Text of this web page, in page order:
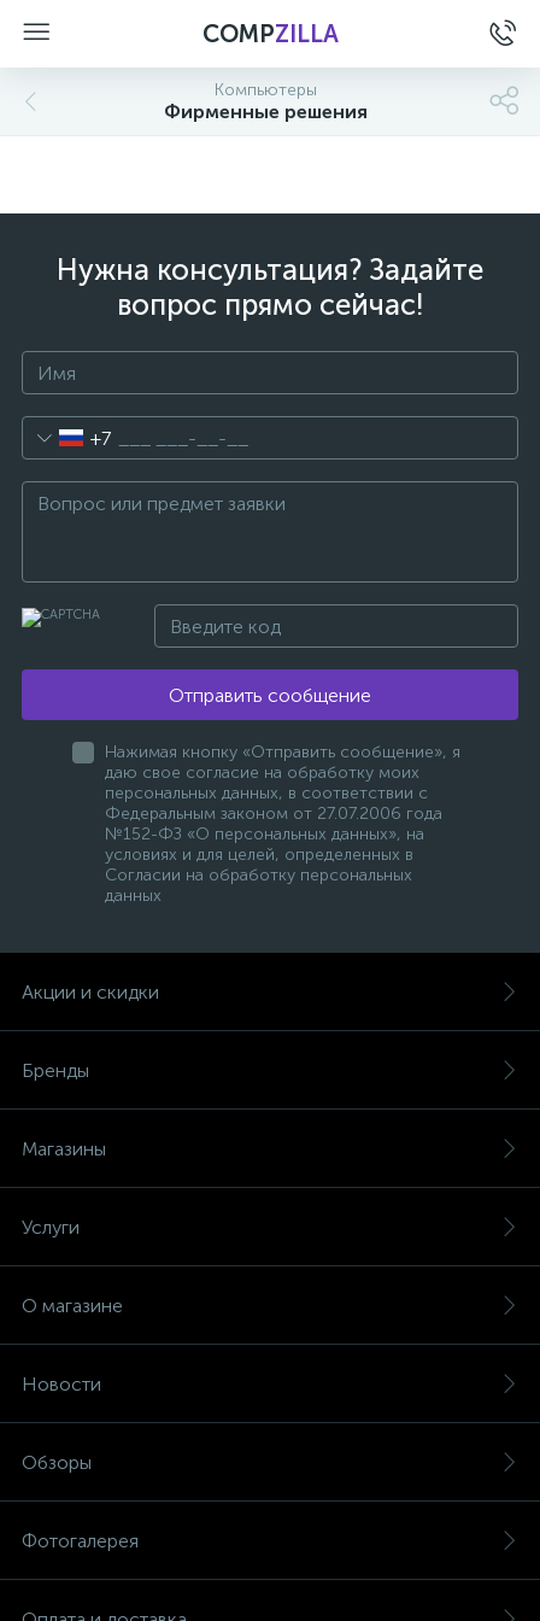
COMPZILLA
Компьютеры
Фирменные решения
Нужна консультация? Задайте
вопрос прямо сейчас!
+7
Отправить сообщение
Нажимая кнопку «Отправить сообщение», я
даю свое согласие на обработку моих
персональных данных, в соответствии с
Федеральным законом от 27.07.2006 года
№152-ФЗ «О персональных данных», на
условиях и для целей, определенных в
Согласии на обработку персональных
данных
Акции и скидки
Бренды
Магазины
Услуги
О магазине
Новости
Обзоры
Фотогалерея